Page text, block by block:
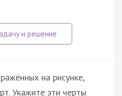
на рисунке,
Укажите эти черты